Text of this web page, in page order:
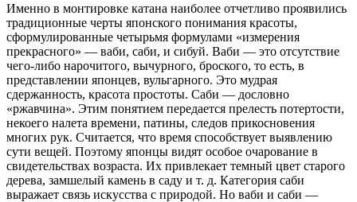
Именно в монтировке катана наиболее отчетливо проявились
традиционные черты японского понимания красоты,
сформулированные четырьмя формулами «измерения
прекрасного» — ваби, саби, и сибуй. Ваби — это отсутствие
чего-либо нарочитого, вычурного, броского, то есть, в
представлении японцев, вульгарного. Это мудрая
сдержанность, красота простоты. Саби — дословно
«ржавчина». Этим понятием передается прелесть потертости,
некоего налета времени, патины, следов прикосновения
многих рук. Считается, что время способствует выявлению
сути вещей. Поэтому японцы видят особое очарование в
свидетельствах возраста. Их привлекает темный цвет старого
дерева, замшелый камень в саду и т. д. Категория саби
выражает связь искусства с природой. Но ваби и саби —